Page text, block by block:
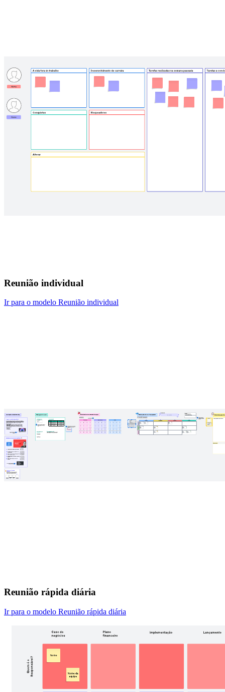
Reunião individual
Ir para o modelo Reunião individual
Reunião rápida diária
Ir para o modelo Reunião rápida diária